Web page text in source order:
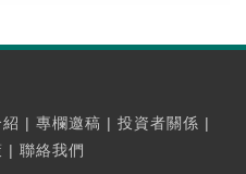
| 專欄邀稿 | 投資者關係 |
| 聯絡我們